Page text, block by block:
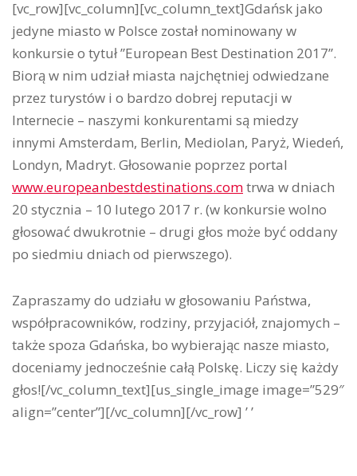
[vc_row][vc_column][vc_column_text]Gdańsk jako
jedyne miasto w Polsce został nominowany w
konkursie o tytuł ”European Best Destination 2017”.
Biorą w nim udział miasta najchętniej odwiedzane
przez turystów i o bardzo dobrej reputacji w
Internecie – naszymi konkurentami są miedzy
innymi Amsterdam, Berlin, Mediolan, Paryż, Wiedeń,
Londyn, Madryt. Głosowanie poprzez portal
www.europeanbestdestinations.comtrwa w dniach
20 stycznia – 10 lutego 2017 r. (w konkursie wolno
głosować dwukrotnie – drugi głos może być oddany
po siedmiu dniach od pierwszego).
Zapraszamy do udziału w głosowaniu Państwa,
współpracowników, rodziny, przyjaciół, znajomych –
także spoza Gdańska, bo wybierając nasze miasto,
doceniamy jednocześnie całą Polskę. Liczy się każdy
głos![/vc_column_text][us_single_image image=”529″
align=”center”][/vc_column][/vc_row] ’ ’